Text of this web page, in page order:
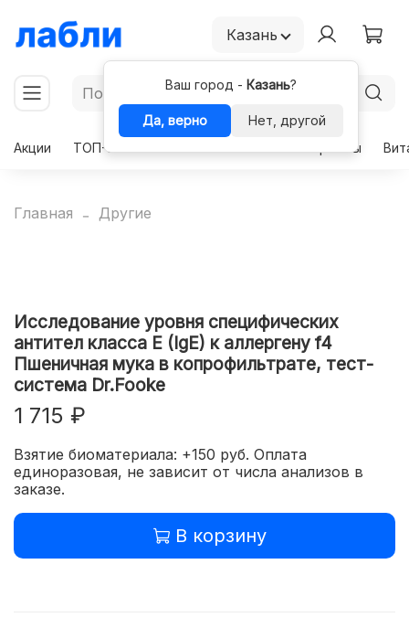
Казань
Ваш город - Казань?
Да, верно
Нет, другой
Акции
ТОП-50 Гормоны
Главная Другие
Исследование уровня специфических
антител класса E (IgE) к аллергену f4
Пшеничная мука в копрофильтрате, тест-
система Dr.Fooke
1 715 ₽
Взятие биоматериала: +150 руб. Оплата
единоразовая, не зависит от числа анализов в
заказе.
В корзину